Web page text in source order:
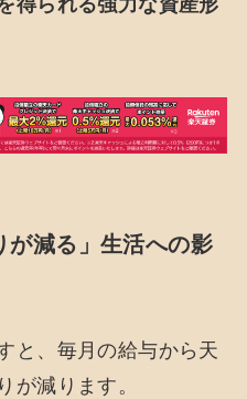
が減る」生活への影
と、毎月の給与から天
が減ります。